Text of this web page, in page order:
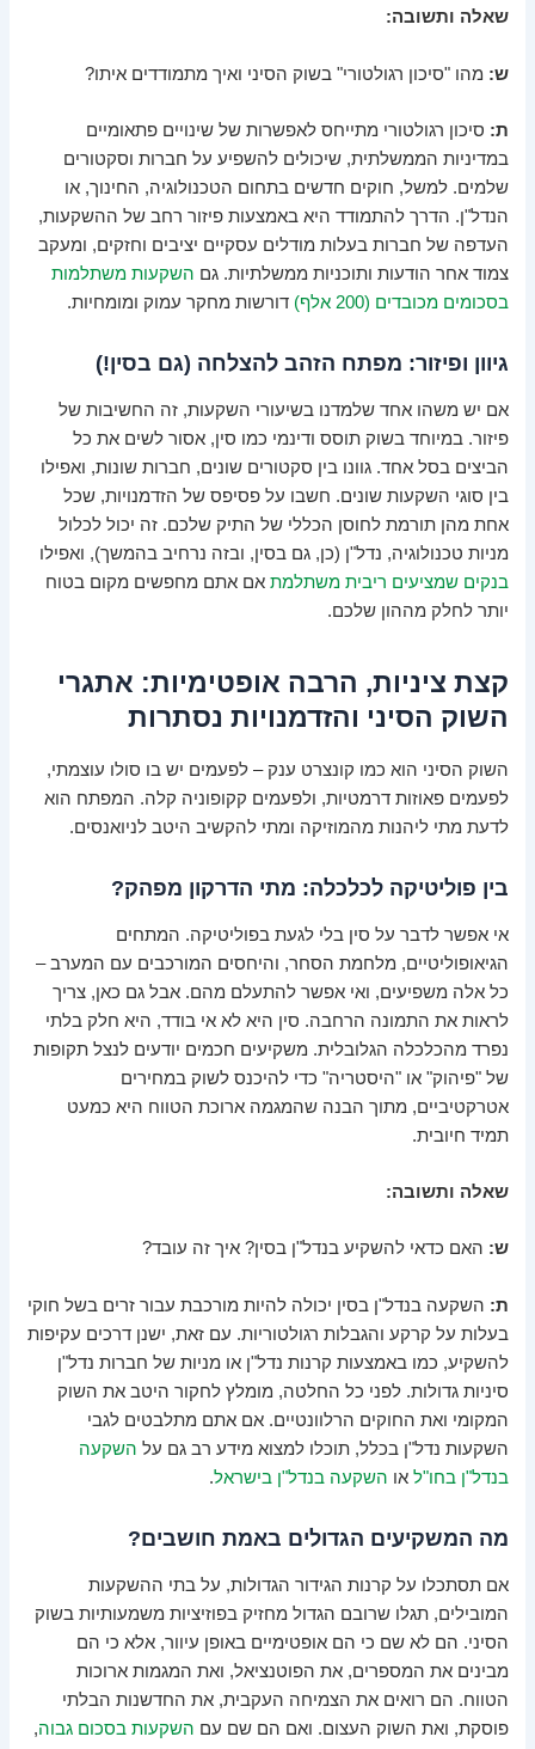
שאלה ותשובה:
ש: מהו "סיכון רגולטורי" בשוק הסיני ואיך מתמודדים איתו?
ת: סיכון רגולטורי מתייחס לאפשרות של שינויים פתאומיים
במדיניות הממשלתית, שיכולים להשפיע על חברות וסקטורים
שלמים. למשל, חוקים חדשים בתחום הטכנולוגיה, החינוך, או
הנדל"ן. הדרך להתמודד היא באמצעות פיזור רחב של ההשקעות,
העדפה של חברות בעלות מודלים עסקיים יציבים וחזקים, ומעקב
צמוד אחר הודעות ותוכניות ממשלתיות. גם השקעות משתלמות
בסכומים מכובדים (200 אלף)
דורשות מחקר עמוק ומומחיות.
גיוון ופיזור: מפתח הזהב להצלחה (גם בסין!)
אם יש משהו אחד שלמדנו בשיעורי השקעות, זה החשיבות של
פיזור. במיוחד בשוק תוסס ודינמי כמו סין, אסור לשים את כל
הביצים בסל אחד. גוונו בין סקטורים שונים, חברות שונות, ואפילו
בין סוגי השקעות שונים. חשבו על פסיפס של הזדמנויות, שכל
אחת מהן תורמת לחוסן הכללי של התיק שלכם. זה יכול לכלול
מניות טכנולוגיה, נדל"ן (כן, גם בסין, ובזה נרחיב בהמשך), ואפילו
בנקים שמציעים ריבית משתלמת אם אתם מחפשים מקום בטוח
יותר לחלק מההון שלכם.
קצת ציניות, הרבה אופטימיות: אתגרי
השוק הסיני והזדמנויות נסתרות
השוק הסיני הוא כמו קונצרט ענק – לפעמים יש בו סולו עוצמתי,
לפעמים פאוזות דרמטיות, ולפעמים קקופוניה קלה. המפתח הוא
לדעת מתי ליהנות מהמוזיקה ומתי להקשיב היטב לניואנסים.
בין פוליטיקה לכלכלה: מתי הדרקון מפהק?
אי אפשר לדבר על סין בלי לגעת בפוליטיקה. המתחים
הגיאופוליטיים, מלחמת הסחר, והיחסים המורכבים עם המערב –
כל אלה משפיעים, ואי אפשר להתעלם מהם. אבל גם כאן, צריך
לראות את התמונה הרחבה. סין היא לא אי בודד, היא חלק בלתי
נפרד מהכלכלה הגלובלית. משקיעים חכמים יודעים לנצל תקופות
של "פיהוק" או "היסטריה" כדי להיכנס לשוק במחירים
אטרקטיביים, מתוך הבנה שהמגמה ארוכת הטווח היא כמעט
תמיד חיובית.
שאלה ותשובה:
ש: האם כדאי להשקיע בנדל"ן בסין? איך זה עובד?
ת: השקעה בנדל"ן בסין יכולה להיות מורכבת עבור זרים בשל חוקי
בעלות על קרקע והגבלות רגולטוריות. עם זאת, ישנן דרכים עקיפות
להשקיע, כמו באמצעות קרנות נדל"ן או מניות של חברות נדל"ן
סיניות גדולות. לפני כל החלטה, מומלץ לחקור היטב את השוק
המקומי ואת החוקים הרלוונטיים. אם אתם מתלבטים לגבי
השקעות נדל"ן בכלל, תוכלו למצוא מידע רב גם על השקעה
בנדל"ן בחו"ל או השקעה בנדל"ן בישראל.
מה המשקיעים הגדולים באמת חושבים?
אם תסתכלו על קרנות הגידור הגדולות, על בתי ההשקעות
המובילים, תגלו שרובם הגדול מחזיק בפוזיציות משמעותיות בשוק
הסיני. הם לא שם כי הם אופטימיים באופן עיוור, אלא כי הם
מבינים את המספרים, את הפוטנציאל, ואת המגמות ארוכות
הטווח. הם רואים את הצמיחה העקבית, את החדשנות הבלתי
פוסקת, ואת השוק העצום. ואם הם שם עם השקעות בסכום גבוה,